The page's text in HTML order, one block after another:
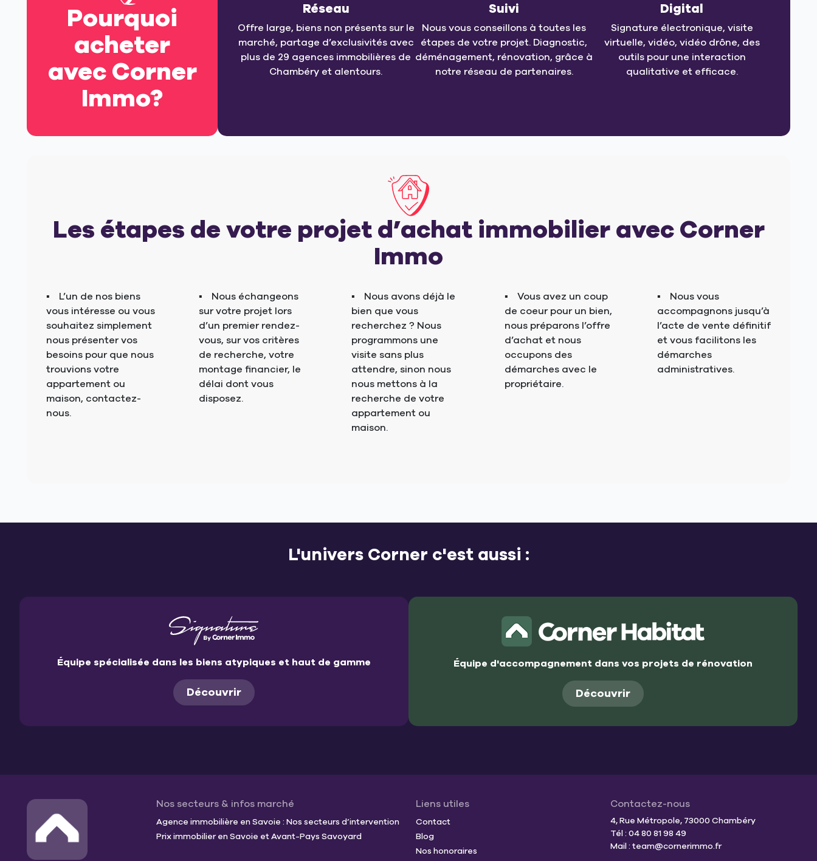
Pourquoi
acheter
avec Corner
Immo?
Réseau
Offre large, biens non présents sur le
marché, partage d’exclusivités avec
plus de 29 agences immobilières de
Chambéry et alentours.
Suivi
Nous vous conseillons à toutes les
étapes de votre projet. Diagnostic,
déménagement, rénovation, grâce à
notre réseau de partenaires.
Digital
Signature électronique, visite
virtuelle, vidéo, vidéo drône, des
outils pour une interaction
qualitative et efficace.
Les étapes de votre projet d’achat immobilier avec Corner
Immo
L’un de nos biens
vous intéresse ou vous
souhaitez simplement
nous présenter vos
besoins pour que nous
trouvions votre
appartement ou
maison, contactez-
nous.
Nous échangeons
sur votre projet lors
d’un premier rendez-
vous, sur vos critères
de recherche, votre
montage financier, le
délai dont vous
disposez.
Nous avons déjà le
bien que vous
recherchez ? Nous
programmons une
visite sans plus
attendre, sinon nous
nous mettons à la
recherche de votre
appartement ou
maison.
Vous avez un coup
de coeur pour un bien,
nous préparons l’offre
d’achat et nous
occupons des
démarches avec le
propriétaire.
Nous vous
accompagnons jusqu’à
l’acte de vente définitif
et vous facilitons les
démarches
administratives.
L'univers Corner c'est aussi :
Équipe spécialisée dans les biens atypiques et haut de gamme
Découvrir
Équipe d'accompagnement dans vos projets de rénovation
Découvrir
Nos secteurs & infos marché
Agence immobilière en Savoie : Nos secteurs d’intervention
Prix immobilier en Savoie et Avant-Pays Savoyard
Liens utiles
Contact
Blog
Nos honoraires
Contactez-nous
4, Rue Métropole, 73000 Chambéry
Tél : 04 80 81 98 49
Mail : team@cornerimmo.fr